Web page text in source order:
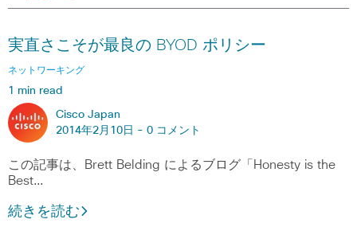
実直さこそが最良の BYOD ポリシー
ネットワーキング
1 min read
Cisco Japan
2014年2月10日 - 0 コメント
この記事は、Brett Belding によるブログ「Honesty is the
Best…
続きを読む